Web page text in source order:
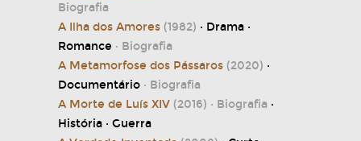
Biografia
A Ilha dos Amores (1982) · Drama ·
Romance · Biografia
A Metamorfose dos Pássaros (2020) ·
Documentário · Biografia
A Morte de Luís XIV (2016) · Biografia ·
História · Guerra